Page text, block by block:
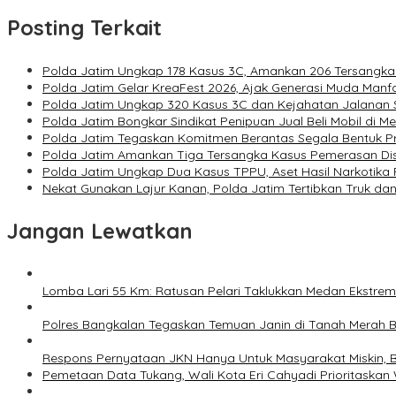
Posting Terkait
Polda Jatim Ungkap 178 Kasus 3C, Amankan 206
Polda Jatim Gelar KreaFest 2026, Ajak Generasi Muda
Polda Jatim Ungkap 320 Kasus 3C dan Kejahatan Jalanan
Polda Jatim Bongkar Sindikat Penipuan Jual Beli Mobil di
Polda Jatim Tegaskan Komitmen Berantas Segala Bentuk
Polda Jatim Amankan Tiga Tersangka Kasus Pemerasan
Polda Jatim Ungkap Dua Kasus TPPU, Aset Hasil Narkotika
Nekat Gunakan Lajur Kanan, Polda Jatim Tertibkan Truk
Jangan Lewatkan
Lomba Lari 55 Km: Ratusan Pelari Taklukkan Medan
Polres Bangkalan Tegaskan Temuan Janin di Tanah Merah
Respons Pernyataan JKN Hanya Untuk Masyarakat
Pemetaan Data Tukang, Wali Kota Eri Cahyadi